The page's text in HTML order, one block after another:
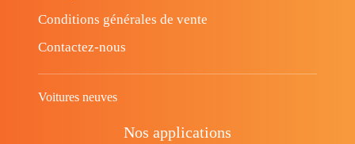
Conditions générales de vente
Contactez-nous
Voitures neuves
Nos applications